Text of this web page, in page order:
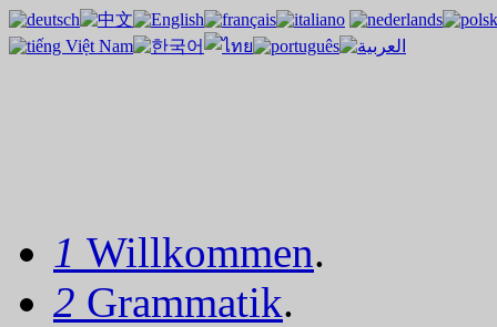
1 Willkommen.
2 Grammatik.